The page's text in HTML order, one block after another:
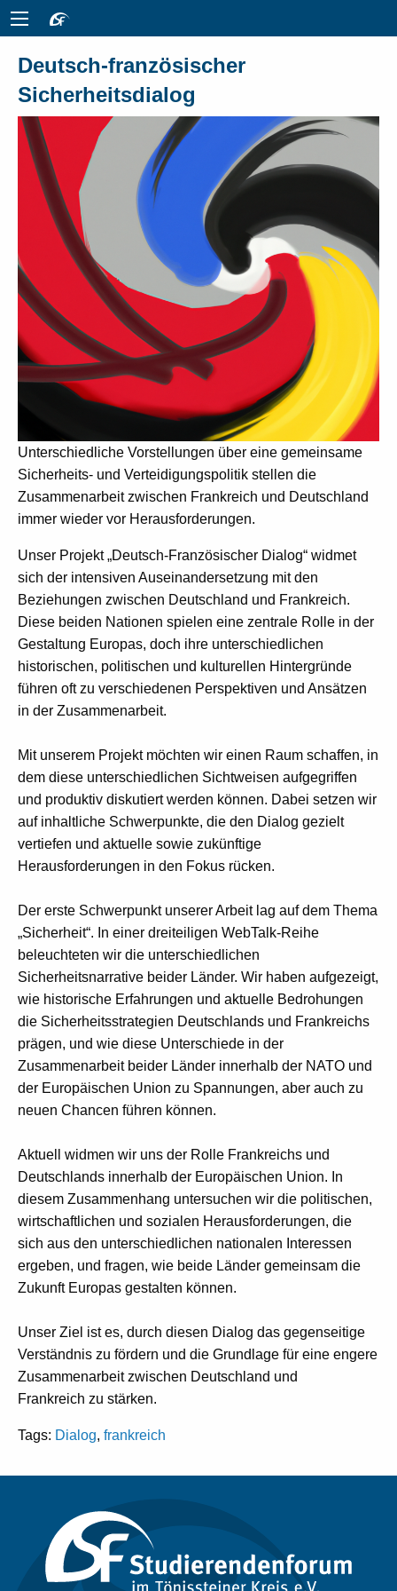
Deutsch-französischer
Sicherheitsdialog
Unterschiedliche Vorstellungen über eine gemeinsame
Sicherheits- und Verteidigungspolitik stellen die
Zusammenarbeit zwischen Frankreich und Deutschland
immer wieder vor Herausforderungen.
Unser Projekt „Deutsch-Französischer Dialog“ widmet
sich der intensiven Auseinandersetzung mit den
Beziehungen zwischen Deutschland und Frankreich.
Diese beiden Nationen spielen eine zentrale Rolle in der
Gestaltung Europas, doch ihre unterschiedlichen
historischen, politischen und kulturellen Hintergründe
führen oft zu verschiedenen Perspektiven und Ansätzen
in der Zusammenarbeit.
Mit unserem Projekt möchten wir einen Raum schaffen, in
dem diese unterschiedlichen Sichtweisen aufgegriffen
und produktiv diskutiert werden können. Dabei setzen wir
auf inhaltliche Schwerpunkte, die den Dialog gezielt
vertiefen und aktuelle sowie zukünftige
Herausforderungen in den Fokus rücken.
Der erste Schwerpunkt unserer Arbeit lag auf dem Thema
„Sicherheit“. In einer dreiteiligen WebTalk-Reihe
beleuchteten wir die unterschiedlichen
Sicherheitsnarrative beider Länder. Wir haben aufgezeigt,
wie historische Erfahrungen und aktuelle Bedrohungen
die Sicherheitsstrategien Deutschlands und Frankreichs
prägen, und wie diese Unterschiede in der
Zusammenarbeit beider Länder innerhalb der NATO und
der Europäischen Union zu Spannungen, aber auch zu
neuen Chancen führen können.
Aktuell widmen wir uns der Rolle Frankreichs und
Deutschlands innerhalb der Europäischen Union. In
diesem Zusammenhang untersuchen wir die politischen,
wirtschaftlichen und sozialen Herausforderungen, die
sich aus den unterschiedlichen nationalen Interessen
ergeben, und fragen, wie beide Länder gemeinsam die
Zukunft Europas gestalten können.
Unser Ziel ist es, durch diesen Dialog das gegenseitige
Verständnis zu fördern und die Grundlage für eine engere
Zusammenarbeit zwischen Deutschland und
Frankreich zu stärken.
Tags: Dialog, frankreich